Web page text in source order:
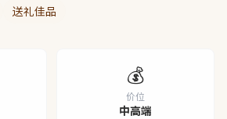
送礼佳品
💰
价位
中高端